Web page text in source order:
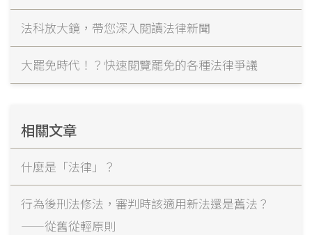
法科放大鏡，帶您深入閱讀法律新聞
大罷免時代！？快速閱覽罷免的各種法律爭議
相關文章
什麼是「法律」？
行為後刑法修法，審判時該適用新法還是舊法？
——從舊從輕原則